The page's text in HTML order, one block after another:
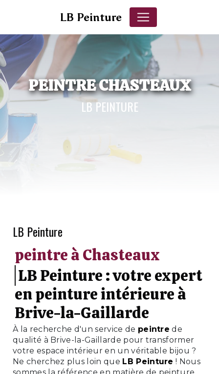
LB Peinture
PEINTRE CHASTEAUX
LB PEINTURE
LB Peinture
peintre à Chasteaux
LB Peinture : votre expert
en peinture intérieure à
Brive-la-Gaillarde
À la recherche d'un service de peintre de
qualité à Brive-la-Gaillarde pour transformer
votre espace intérieur en un véritable bijou ?
Ne cherchez plus loin que LB Peinture ! Nous